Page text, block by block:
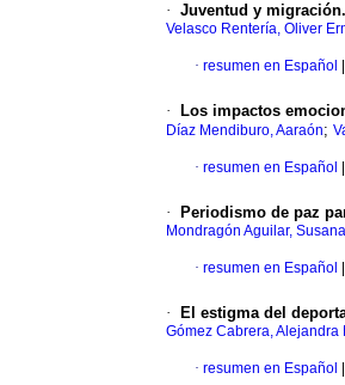
· Juventud y
Velasco Rentería, Oliver
· resumen en Español
· Los impactos
Díaz Mendiburo, Aaraón;
· resumen en Español
· Periodismo de paz
Mondragón Aguilar,
· resumen en Español
· El estigma del
Gómez Cabrera, Alejandra
· resumen en Español